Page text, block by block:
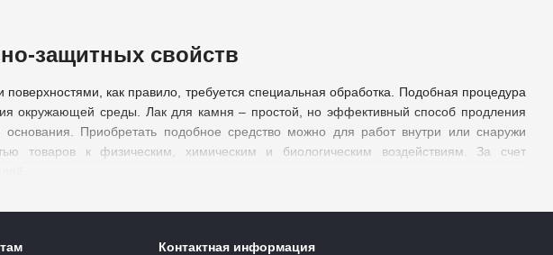
защитных свойств
как правило, требуется специальная обработка. Подобная процедура
окружающей среды. Лак для камня – простой, но эффективный способ продления
Приобретать подобное средство можно для работ внутри или снаружи
товаров к физическим, химическим и биологическим воздействиям. За счет
Это отличное решение для природного и стиля лофт, лакировки камина и стен,
Контактная информация